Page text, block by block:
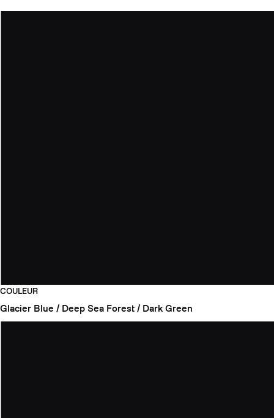
COULEUR
Glacier Blue / Deep Sea Forest / Dark Green